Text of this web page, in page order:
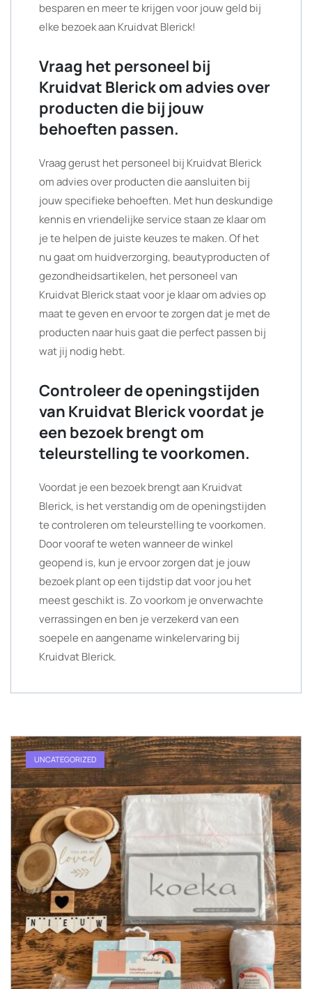
besparen en meer te krijgen voor jouw geld bij
elke bezoek aan Kruidvat Blerick!
Vraag het personeel bij
Kruidvat Blerick om advies over
producten die bij jouw
behoeften passen.
Vraag gerust het personeel bij Kruidvat Blerick
om advies over producten die aansluiten bij
jouw specifieke behoeften. Met hun deskundige
kennis en vriendelijke service staan ze klaar om
je te helpen de juiste keuzes te maken. Of het
nu gaat om huidverzorging, beautyproducten of
gezondheidsartikelen, het personeel van
Kruidvat Blerick staat voor je klaar om advies op
maat te geven en ervoor te zorgen dat je met de
producten naar huis gaat die perfect passen bij
wat jij nodig hebt.
Controleer de openingstijden
van Kruidvat Blerick voordat je
een bezoek brengt om
teleurstelling te voorkomen.
Voordat je een bezoek brengt aan Kruidvat
Blerick, is het verstandig om de openingstijden
te controleren om teleurstelling te voorkomen.
Door vooraf te weten wanneer de winkel
geopend is, kun je ervoor zorgen dat je jouw
bezoek plant op een tijdstip dat voor jou het
meest geschikt is. Zo voorkom je onverwachte
verrassingen en ben je verzekerd van een
soepele en aangename winkelervaring bij
Kruidvat Blerick.
UNCATEGORIZED